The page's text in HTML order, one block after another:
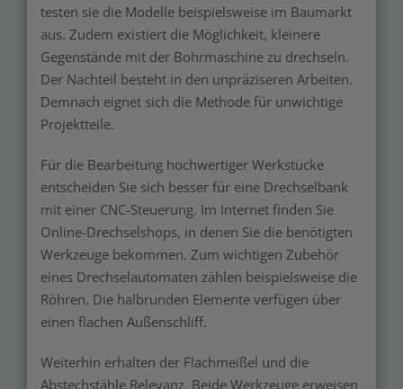
testen sie die Modelle beispielsweise im Baumarkt
aus. Zudem existiert die Möglichkeit, kleinere
Gegenstände mit der Bohrmaschine zu drechseln.
Der Nachteil besteht in den unpräziseren Arbeiten.
Demnach eignet sich die Methode für unwichtige
Projektteile.
Für die Bearbeitung hochwertiger Werkstücke
entscheiden Sie sich besser für eine Drechselbank
mit einer CNC-Steuerung. Im Internet finden Sie
Online-Drechselshops, in denen Sie die benötigten
Werkzeuge bekommen. Zum wichtigen Zubehör
eines Drechselautomaten zählen beispielsweise die
Röhren. Die halbrunden Elemente verfügen über
einen flachen Außenschliff.
Weiterhin erhalten der Flachmeißel und die
Abstechstähle Relevanz. Beide Werkzeuge erweisen